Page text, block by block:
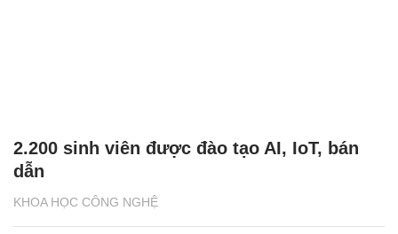
KHOA HỌC CÔNG NGHỆ
2.200 sinh viên được đào tạo AI, IoT, bán
dẫn